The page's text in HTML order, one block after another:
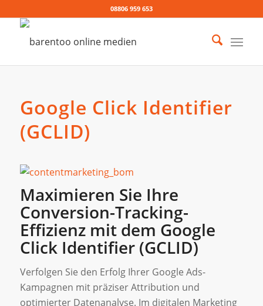
08806 959 653
Google Click Identifier
(GCLID)
Maximieren Sie Ihre
Conversion-Tracking-
Effizienz mit dem Google
Click Identifier (GCLID)
Verfolgen Sie den Erfolg Ihrer Google Ads-
Kampagnen mit präziser Attribution und
optimierter Datenanalyse. Im digitalen Marketing